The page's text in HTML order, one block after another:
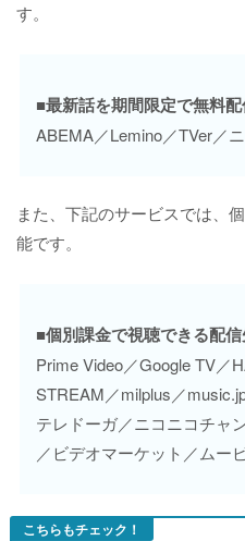
す。
■最新話を期間限定で無料
ABEMA／Lemino／TVer／
また、下記のサービスでは、
能です。
■個別課金で視聴できる配
Prime Video／Google TV／
STREAM／milplus／
テレドーガ／ニコニコチャ
／ビデオマーケット／ムー
こちらもチェック！